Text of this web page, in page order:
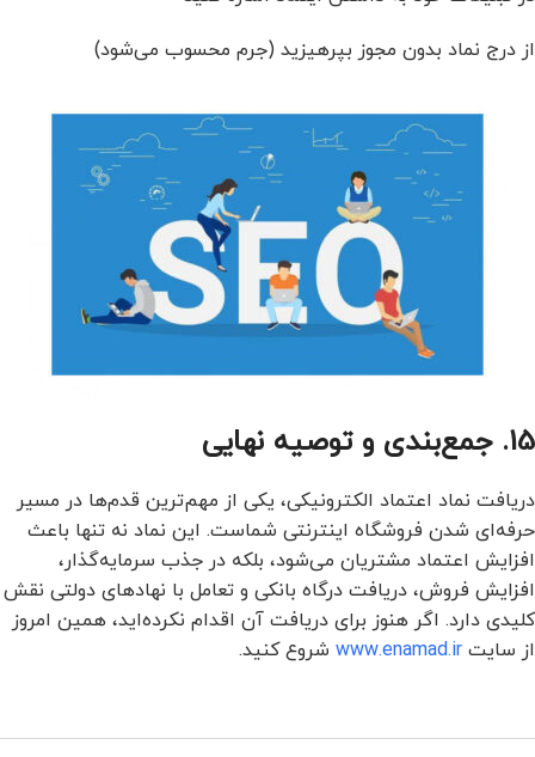
از درج نماد بدون مجوز بپرهیزید (جرم محسوب می‌شود)
15. جمع‌بندی و توصیه نهایی
دریافت نماد اعتماد الکترونیکی، یکی از مهم‌ترین قدم‌ها در مسیر
حرفه‌ای شدن فروشگاه اینترنتی شماست. این نماد نه تنها باعث
افزایش اعتماد مشتریان می‌شود، بلکه در جذب سرمایه‌گذار،
افزایش فروش، دریافت درگاه بانکی و تعامل با نهادهای دولتی نقش
کلیدی دارد. اگر هنوز برای دریافت آن اقدام نکرده‌اید، همین امروز
از سایت www.enamad.ir شروع کنید.